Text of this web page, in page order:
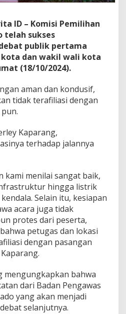
ID – Komisi Pemilihan
telah sukses
publik pertama
dan wakil wali kota
(18/10/2024).
aman dan kondusif,
tidak terafiliasi dengan
Kaparang,
terhadap jalannya
kami menilai sangat baik,
hingga listrik
Selain itu, kesiapan
acara juga tidak
protes dari peserta,
petugas dan lokasi
dengan pasangan
mengungkapkan bahwa
dari Badan Pengawas
yang akan menjadi
selanjutnya.